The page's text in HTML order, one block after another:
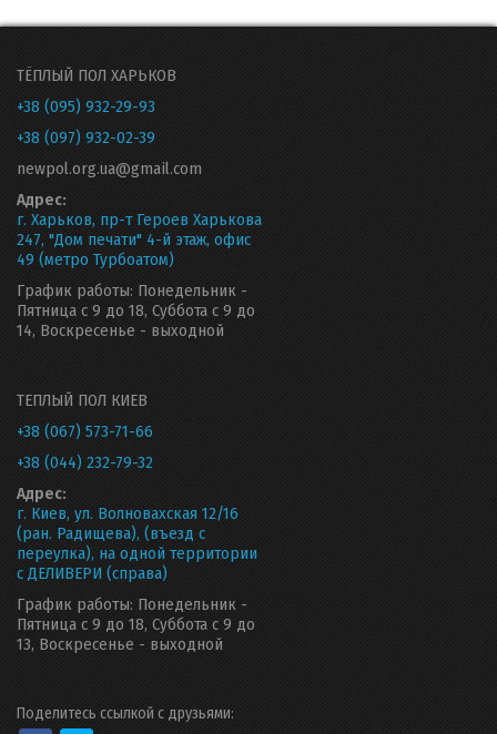
ТЁПЛЫЙ ПОЛ ХАРЬКОВ
+38 (095) 932-29-93
+38 (097) 932-02-39
newpol.org.ua@gmail.com
Адрес:
г. Харьков, пр-т Героев Харькова
247, "Дом печати" 4-й этаж, офис
49 (метро Турбоатом)
График работы: Понедельник -
Пятница с 9 до 18, Суббота с 9 до
14, Воскресенье - выходной
ТЕПЛЫЙ ПОЛ КИЕВ
+38 (067) 573-71-66
+38 (044) 232-79-32
Адрес:
г. Киев, ул. Волновахская 12/16
(ран. Радищева), (въезд с
переулка), на одной территории
с ДЕЛИВЕРИ (справа)
График работы: Понедельник -
Пятница с 9 до 18, Суббота с 9 до
13, Воскресенье - выходной
Поделитесь ссылкой с друзьями: